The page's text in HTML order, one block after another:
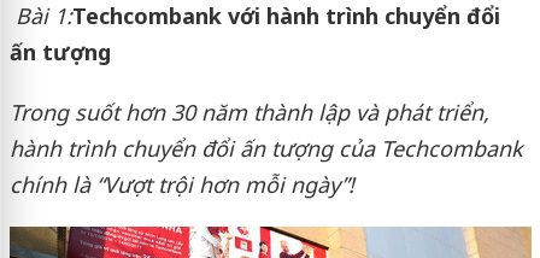
Bài 1:Techcombank với hành trình chuyển đổi
ấn tượng
Trong suốt hơn 30 năm thành lập và phát triển,
hành trình chuyển đổi ấn tượng của Techcombank
chính là “Vượt trội hơn mỗi ngày”!